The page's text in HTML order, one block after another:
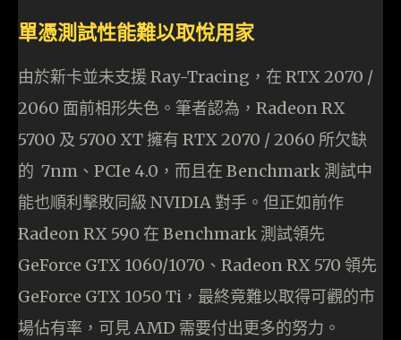
單憑測試性能難以取悅用家
由於新卡並未支援 Ray-Tracing，在 RTX 2070 /
2060 面前相形失色。筆者認為，Radeon RX
5700 及 5700 XT 擁有 RTX 2070 / 2060 所欠缺
的 7nm、PCIe 4.0，而且在 Benchmark 測試中
能也順利擊敗同級 NVIDIA 對手。但正如前作
Radeon RX 590 在 Benchmark 測試領先
GeForce GTX 1060/1070、Radeon RX 570 領先
GeForce GTX 1050 Ti，最終竟難以取得可觀的市
場佔有率，可見 AMD 需要付出更多的努力。